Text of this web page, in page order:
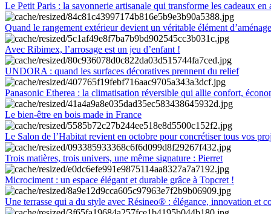
Le Petit Paris : la savonnerie artisanale qui transforme les cadeaux en
Quand le rangement extérieur devient un véritable élément
Avec Ribimex, l’arrosage est un jeu d’enfant !
UNDORA : quand les surfaces décoratives prennent du relief
Panasonic Etherea : la climatisation réversible qui allie confort,
Le bien-être en bois made in France
Le Salon de l’Habitat revient en octobre pour concrétiser tous vos
Trois matières, trois univers, une même signature : Pierret
Microciment : un espace élégant et durable grâce à Topcret !
Une terrasse qui a du style avec Résineo® : élégance, innovation et